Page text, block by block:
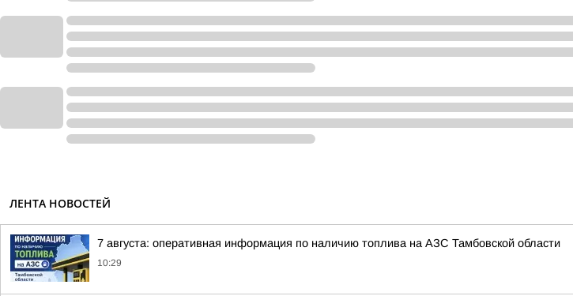
ЛЕНТА НОВОСТЕЙ
7 августа: оперативная информация по наличию топлива на АЗС Тамбовской области
10:29